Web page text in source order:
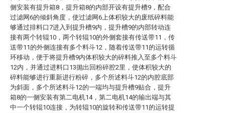
侧安装有提升箱8，提升箱8的内部开设有提升槽9，配合
过滤网6的倾斜角度，使过滤网6上体积较大的废纸碎料能
够通过排料口7进入到提升槽9内，提升槽9的内部转动连
接有两个转辊10，两个转辊10的外侧套接有传送带11，传
送带11的外侧连接有多个料斗12，随着传送带11的运转循
环移动，便于将提升槽9内体积较大的碎料推入至多个料斗
12内，并通过进料口13抛出回粉碎腔2里，使体积较大的
碎料能够进行重新进行粉碎，多个所述料斗12的内腔底部
为斜面，多个所述料斗12的一端均与提升槽9贴合，提升
箱8的一侧安装有第二电机14，第二电机14的输出端与其
中一个转辊10连接，为转辊10的旋转和传送带11的运转提